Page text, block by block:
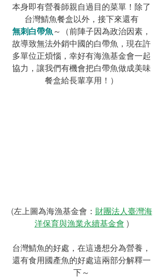
本身即有營養師親自過目的菜單！除了
台灣鯖魚餐盒以外，接下來還有
無刺白帶魚～（前陣子因為政治因素，
故導致無法外銷中國的白帶魚，現在許
多單位正煩惱，幸好有海漁基金會一起
協力，讓我們有機會把白帶魚做成美味
餐盒給長輩享用！）
(左上圖為海漁基金會： 財團法人臺灣海
洋保育與漁業永續基金會 )
台灣鯖魚的好處，在這邊想分為營養，
還有食用國產魚的好處這兩部分解釋一
下～